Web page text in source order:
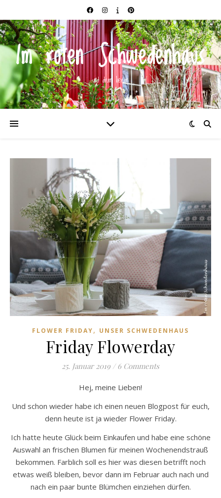
Im roten Schwedenhaus
und drum herum
FLOWER FRIDAY, UNSER SCHWEDENHAUS
Friday Flowerday
25. Januar 2019 / 6 Comments
Hej, meine Lieben!
Und schon wieder habe ich einen neuen Blogpost für euch,
denn heute ist ja wieder Flower Friday.
Ich hatte heute Glück beim Einkaufen und habe eine schöne
Auswahl an frischen Blumen für meinen Wochenendstrauß
bekommen. Farblich soll es hier was diesen betrifft noch
etwas weiß bleiben, bevor dann im Februar auch nach und
nach ein paar bunte Blümchen einziehen dürfen.